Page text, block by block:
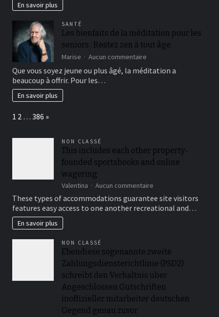
restauration
à
Castelginest
En savoir plus
SANTÉ
Les bienfaits de la méditation pour les
seniors : Restez zen à tout âge
Marise Aucun commentaire
bienfaits
zen
à
Que vous soyez jeune ou plus âgé, la méditation a
beaucoup à offrir. Pour les…
En savoir plus
Page:
1 2 … 386 Next
»
NON CLASSÉ
This includes each other property-
founded sportsbooks and online
wagering
Valentina Aucun commentaire
This
includes
each
sportsbooks
and
online
wagering
These types of accommodations guarantee site visitors
features easy access to one another recreational and…
En savoir plus
NON CLASSÉ
Ebendiese sogenannte zweite
Zahlungsdiensterichtlinie (PSD2)
schreibt den Verhaltnis uber
Angeschlossen Gutschriften
inoffizieller mitarbeiter deutschen
Gegend genau zuvor